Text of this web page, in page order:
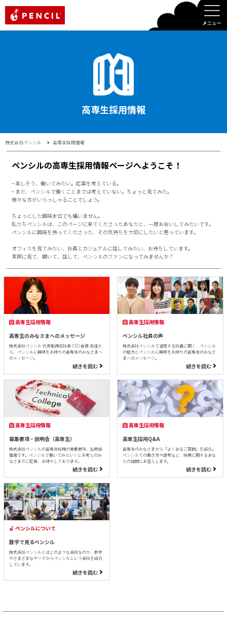
高専生採用情報
株式会社ペンシル 高専生採用情報
ペンシルの高専生採用情報ページへようこそ！
− 楽しそう、働いてみたい。応募を考えている。
− まだ、ペンシルで働くことまでは考えていない。ちょっと見てみた。
様々な方がいらっしゃることでしょう。
ちょっとした興味本位でも構いません。
私たちペンシルは、このページに来てくださったあなたと、一度お会いしてみたいです。
ペンシルに興味を持ってくださった、その気持ちを大切にしたいと思っています。
オフィスを見てみたい、社員とカジュアルに話してみたい、お待ちしています。
実際に見て、聞いて、話して、ペンシルのファンになってみませんか？
高専生採用情報
高専生のみなさまへのメッセージ
株式会社ペンシル 代表取締役社長 CEO 倉橋 美佳か
ら、ペンシルに興味をお持ちの高専生のみなさまへ
のメッセージ。
続きを読む
高専生採用情報
ペンシル社員の声
株式会社ペンシルで活躍する社員に聞く、ペンシル
の魅力とペンシルに興味をお持ちの高専生のみなさ
まへのメッセージ。
続きを読む
高専生採用情報
募集要項・説明会（高専生）
株式会社ペンシルの高専生採用の募集要項、説明会
情報です。ペンシルで働いてみたい！とお考えのみ
なさまのご応募、お待ちしております。
続きを読む
高専生採用情報
高専生採用Q&A
高専生のみなさまから「よくあるご質問」を紹介。
ペンシルでの働き方や選考など、採用に関するあな
たの疑問にお答えします。
続きを読む
ペンシルについて
数字で見るペンシル
株式会社ペンシルとはどのような会社なのか、数字
やさまざまなデータからペンシルという会社を紹介
しています。
続きを読む